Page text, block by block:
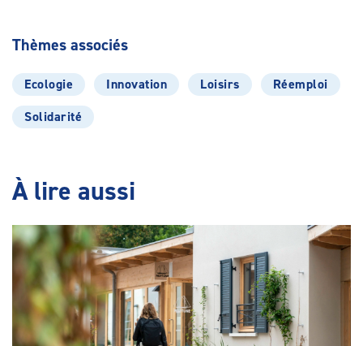
Thèmes associés
Ecologie Innovation Loisirs
Réemploi
Solidarité
À lire aussi